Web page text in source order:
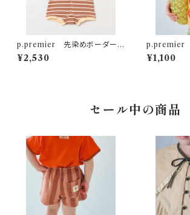
p.premier 先染めボーダーワ
ッフルロンパース アイボリー
¥2,530
p.premier
ノーバケーシ
¥1,100
セール中の商品